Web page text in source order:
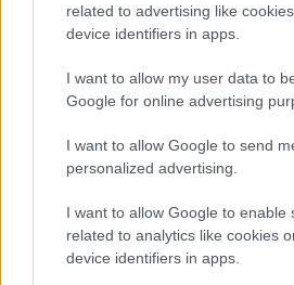
related to advertising like
device identifiers in apps.
I want to allow my user data to
Google for online advertising
I want to allow Google to send
personalized advertising.
I want to allow Google to enable
related to analytics like cookies
device identifiers in apps.
Hírlevél